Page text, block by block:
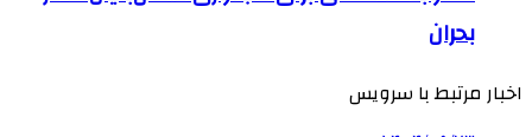
بحران
اخبار مرتبط با سرویس